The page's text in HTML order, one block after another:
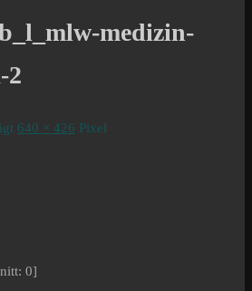
medizin-
2
640 × 426 Pixel
0]